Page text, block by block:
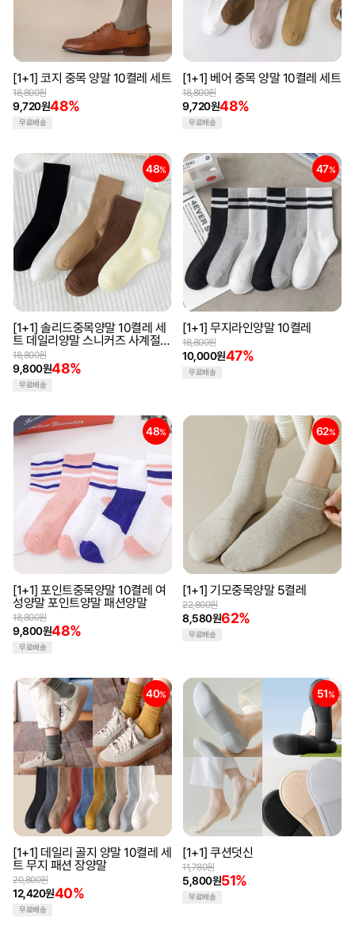
[1+1] 코지 중목 양말 10켤레 세트
9,720원48%
18,800원
무료배송
[1+1] 베어 중목 양말 10켤레 세트
9,720원48%
18,800원
무료배송
48%
[1+1] 솔리드중목양말 10켤레 세
트 데일리양말 스니커즈 사계절양
말 발목양말 패션양말
9,800원48%
18,800원
무료배송
47%
[1+1] 무지라인양말 10켤레
10,000원47%
18,800원
무료배송
48%
[1+1] 포인트중목양말 10켤레 여
성양말 포인트양말 패션양말
9,800원48%
18,800원
무료배송
62%
[1+1] 기모중목양말 5켤레
8,580원62%
22,800원
무료배송
40%
[1+1] 데일리 골지 양말 10켤레 세
트 무지 패션 장양말
12,420원40%
20,800원
무료배송
51%
[1+1] 쿠션덧신
5,800원51%
11,780원
무료배송